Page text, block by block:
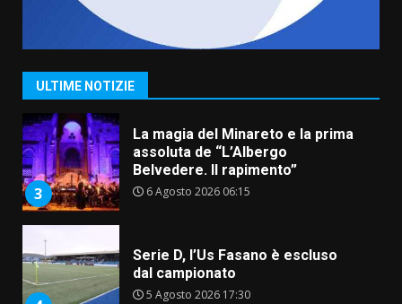
ULTIME NOTIZIE
2
Cura dei beni comuni e
cittadinanza attiva: online
l’avviso per la gestione
Laureto
6 Agosto 2026 06:20
3
La magia del Minareto e la prima
assoluta de “L’Albergo
Belvedere. Il rapimento”
6 Agosto 2026 06:15
Serie D, l’Us Fasano è escluso
dal campionato
5 Agosto 2026 17:30